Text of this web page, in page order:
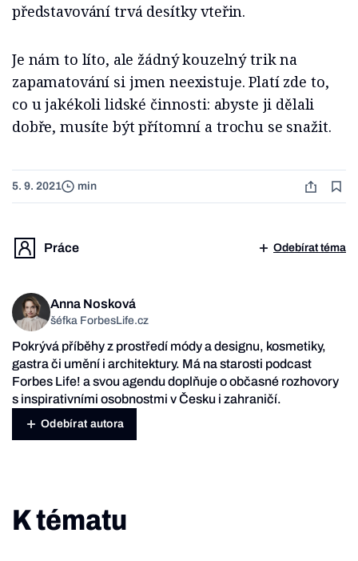
představování trvá desítky vteřin.
Je nám to líto, ale žádný kouzelný trik na
zapamatování si jmen neexistuje. Platí zde to,
co u jakékoli lidské činnosti: abyste ji dělali
dobře, musíte být přítomní a trochu se snažit.
5. 9. 2021 min
Práce Odebírat téma
Anna Nosková
šéfka ForbesLife.cz
Pokrývá příběhy z prostředí módy a designu, kosmetiky,
gastra či umění i architektury. Má na starosti podcast
Forbes Life! a svou agendu doplňuje o občasné rozhovory
s inspirativními osobnostmi v Česku i zahraničí.
Odebírat autora
K tématu